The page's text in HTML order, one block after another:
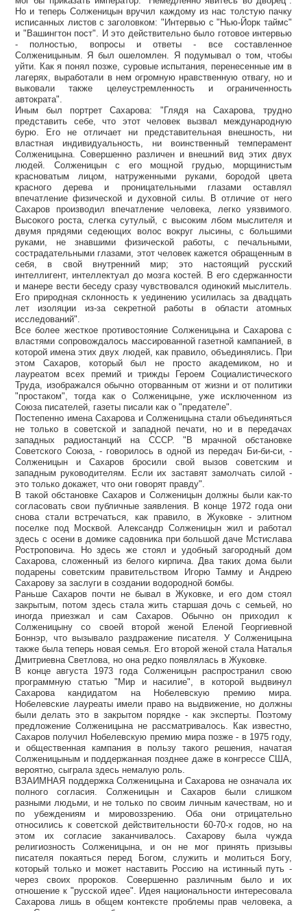
Но и теперь Солженицын вручил каждому из нас толстую пачку
исписанных листов с заголовком: "Интервью с "Нью-Йорк таймс"
и "Вашингтон пост". И это действительно было готовое интервью
- полностью, вопросы и ответы - все составленное
Солженицыным. Я был ошеломлен. Я подумывал о том, чтобы
уйти. Как я понял позже, суровые испытания, перенесенные им в
лагерях, выработали в нем огромную нравственную отвагу, но и
выковали также целеустремленность и ограниченность
автократа".
Иным был портрет Сахарова: "Глядя на Сахарова, трудно
представить себе, что этот человек вызвал международную
бурю. Его не отличает ни представительная внешность, ни
властная индивидуальность, ни воинственный темперамент
Солженицына. Совершенно различен и внешний вид этих двух
людей. Солженицын с его мощной грудью, морщинистым
красноватым лицом, натруженными руками, бородой цвета
красного дерева и проницательными глазами оставлял
впечатление физической и духовной силы. В отличие от него
Сахаров производил впечатление человека, легко уязвимого.
Высокого роста, слегка сутулый, с высоким лбом мыслителя и
двумя прядями седеющих волос вокруг лысины, с большими
руками, не знавшими физической работы, с печальными,
сострадательными глазами, этот человек кажется обращенным в
себя, в свой внутренний мир; это настоящий русский
интеллигент, интеллектуал до мозга костей. В его сдержанности
и манере вести беседу сразу чувствовался одинокий мыслитель.
Его природная склонность к уединению усилилась за двадцать
лет изоляции из-за секретной работы в области атомных
исследований".
Все более жесткое противостояние Солженицына и Сахарова с
властями сопровождалось массированной газетной кампанией, в
которой имена этих двух людей, как правило, объединялись. При
этом Сахаров, который был не просто академиком, но и
лауреатом всех премий и трижды Героем Социалистического
Труда, изображался обычно оторванным от жизни и от политики
"простаком", тогда как о Солженицыне, уже исключенном из
Союза писателей, газеты писали как о "предателе".
Постепенно имена Сахарова и Солженицына стали объединяться
не только в советской и западной печати, но и в передачах
западных радиостанций на СССР. "В мрачной обстановке
Советского Союза, - говорилось в одной из передач Би-би-си, -
Солженицын и Сахаров бросили свой вызов советским и
западным руководителям. Если их заставят замолчать силой -
это только докажет, что они говорят правду".
В такой обстановке Сахаров и Солженицын должны были как-то
согласовать свои публичные заявления. В конце 1972 года они
снова стали встречаться, как правило, в Жуковке - элитном
поселке под Москвой. Александр Солженицын жил и работал
здесь с осени в домике садовника при большой даче Мстислава
Ростроповича. Но здесь же стоял и удобный загородный дом
Сахарова, сложенный из белого кирпича. Два таких дома были
подарены советским правительством Игорю Тамму и Андрею
Сахарову за заслуги в создании водородной бомбы.
Раньше Сахаров почти не бывал в Жуковке, и его дом стоял
закрытым, потом здесь стала жить старшая дочь с семьей, но
иногда приезжал и сам Сахаров. Обычно он приходил к
Солженицыну со своей второй женой Еленой Георгиевной
Боннэр, что вызывало раздражение писателя. У Солженицына
также была теперь новая семья. Его второй женой стала Наталья
Дмитриевна Светлова, но она редко появлялась в Жуковке.
В конце августа 1973 года Солженицын распространил свою
программную статью "Мир и насилие", в которой выдвинул
Сахарова кандидатом на Нобелевскую премию мира.
Нобелевские лауреаты имели право на выдвижение, но должны
были делать это в закрытом порядке - как эксперты. Поэтому
предложение Солженицына не рассматривалось. Как известно,
Сахаров получил Нобелевскую премию мира позже - в 1975 году,
и общественная кампания в пользу такого решения, начатая
Солженицыным и поддержанная позднее даже в конгрессе США,
вероятно, сыграла здесь немалую роль.
ВЗАИМНАЯ поддержка Солженицына и Сахарова не означала их
полного согласия. Солженицын и Сахаров были слишком
разными людьми, и не только по своим личным качествам, но и
по убеждениям и мировоззрению. Оба они отрицательно
относились к советской действительности 60-70-х годов, но на
этом их согласие заканчивалось. Сахарову была чужда
религиозность Солженицына, и он не мог принять призывы
писателя покаяться перед Богом, служить и молиться Богу,
который только и может наставить Россию на истинный путь -
через своих пророков. Совершенно различным было и их
отношение к "русской идее". Идея национальности интересовала
Сахарова лишь в общем контексте проблемы прав человека, а